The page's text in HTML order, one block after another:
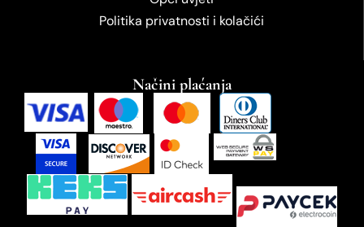
Politika privatnosti i kolačići
Načini plaćanja